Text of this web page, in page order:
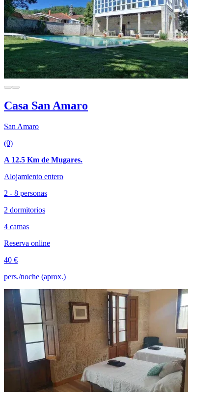
Casa San Amaro
San Amaro
(0)
A 12.5 Km de Mugares.
Alojamiento entero
2 - 8 personas
2 dormitorios
4 camas
Reserva online
40 €
pers./noche (aprox.)